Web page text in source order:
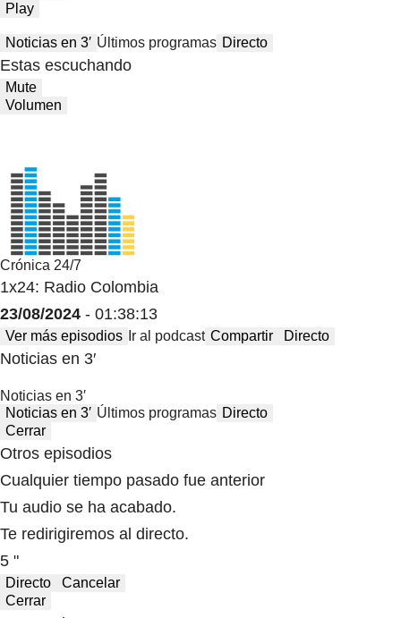
Play
Noticias en 3′ Últimos programas Directo
Estas escuchando
Mute
Volumen
Crónica 24/7
1x24: Radio Colombia
23/08/2024 - 01:38:13
Ver más episodios Ir al podcast Compartir Directo
Noticias en 3′
Noticias en 3′
Noticias en 3′ Últimos programas Directo
Cerrar
Otros episodios
Cualquier tiempo pasado fue anterior
Tu audio se ha acabado.
Te redirigiremos al directo.
5 "
Directo
Cancelar
Cerrar